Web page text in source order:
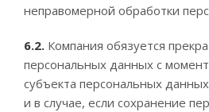
неправомерной обработки
6.2. Компания обязуется
персональных данных с
субъекта персональных
и в случае, если сохранение